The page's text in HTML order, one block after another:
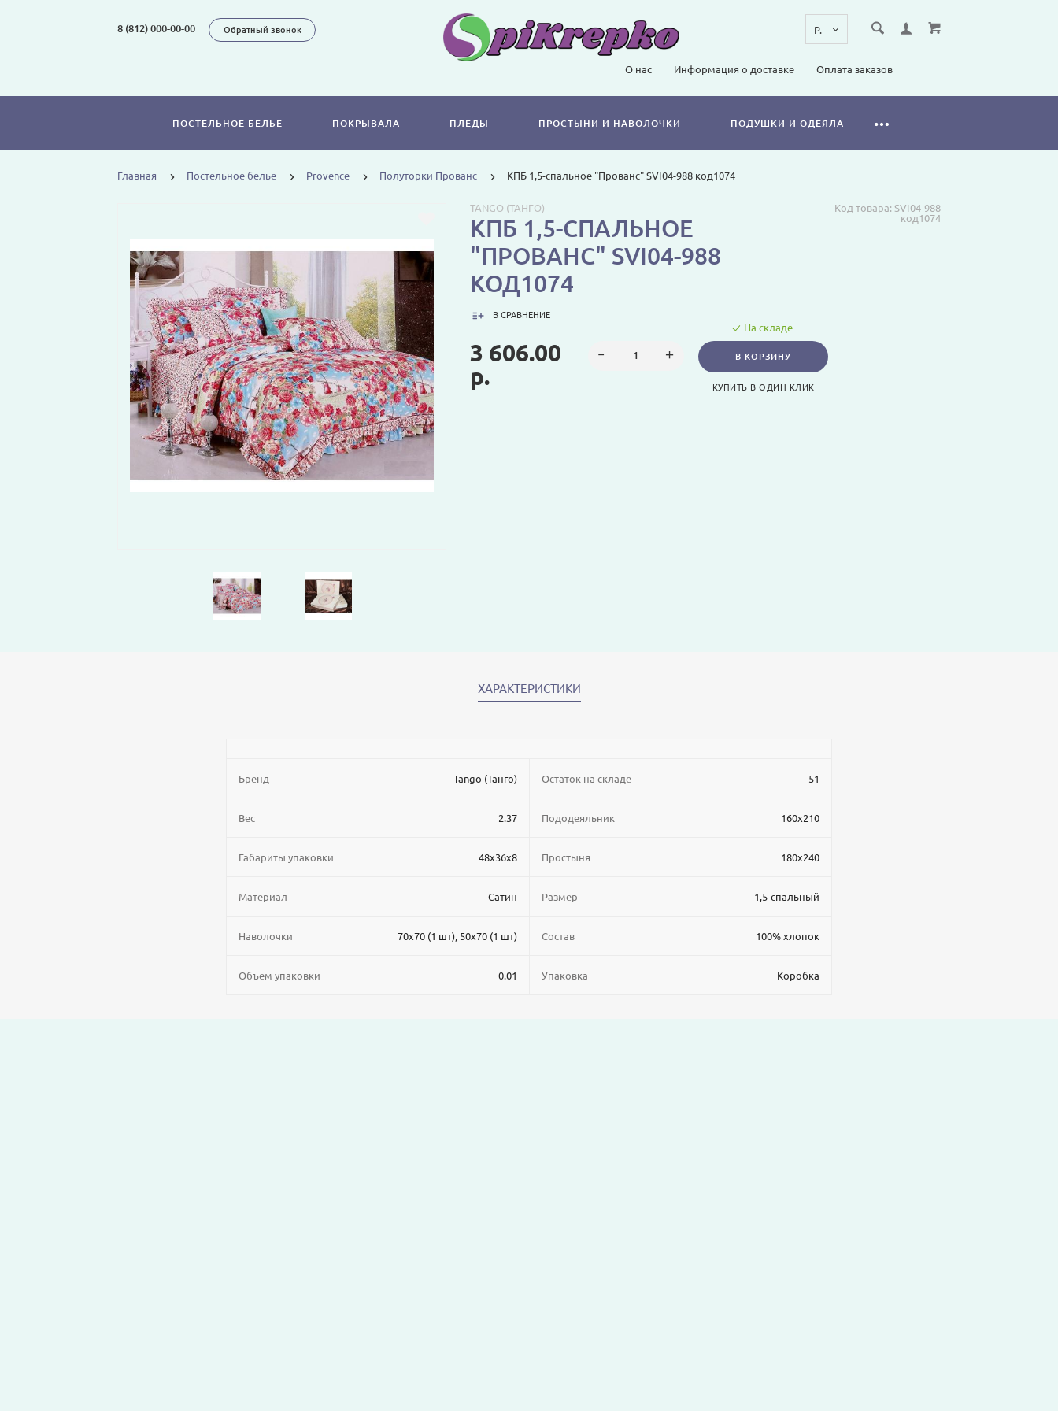
8 (812) 000-00-00 Обратный звонок
О нас Информация о доставке Оплата заказов
ПОСТЕЛЬНОЕ БЕЛЬЕ ПОКРЫВАЛА ПЛЕДЫ ПРОСТЫНИ И НАВОЛОЧКИ ПОДУШКИ И ОДЕЯЛА
Главная Постельное белье Provence Полуторки Прованс КПБ 1,5-спальное "Прованс" SVI04-988 код1074
Код товара: SVI04-988
код1074
TANGO (ТАНГО)
КПБ 1,5-СПАЛЬНОЕ
"ПРОВАНС" SVI04-988
КОД1074
В СРАВНЕНИЕ
3 606.00
р.
На складе
В КОРЗИНУ
КУПИТЬ В ОДИН КЛИК
ХАРАКТЕРИСТИКИ
Бренд Tango (Танго)
Вес 2.37
Габариты упаковки 48x36x8
Материал Сатин
Наволочки 70x70 (1 шт), 50x70 (1 шт)
Объем упаковки 0.01
Остаток на складе 51
Пододеяльник 160x210
Простыня 180x240
Размер 1,5-спальный
Состав 100% хлопок
Упаковка Коробка